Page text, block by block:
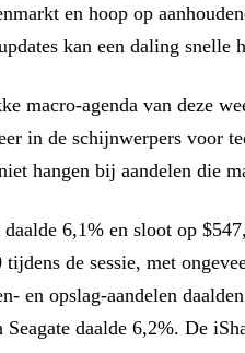
en hoop op
kan een daling snelle
macro-agenda van deze
in de schijnwerpers voor
hangen bij aandelen die
daalde 6,1% en sloot op
tijdens de sessie, met
en opslag-aandelen
Seagate daalde 6,2%. De